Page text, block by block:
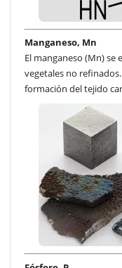
Manganeso, Mn
El manganeso (Mn)
vegetales no
formación del tejido